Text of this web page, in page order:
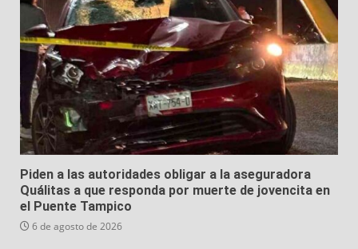
Piden a las autoridades obligar a la aseguradora
Quálitas a que responda por muerte de jovencita en
el Puente Tampico
6 de agosto de 2026